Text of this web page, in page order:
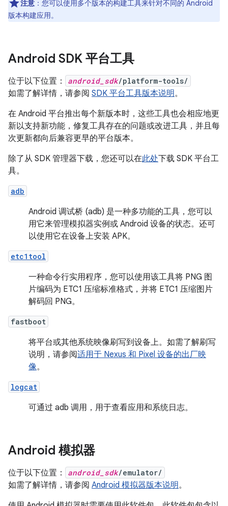
注意 ：您可以使用多个版本的构建工具来针对不同的 Android
版本构建应用。
Android SDK 平台工具
位于以下位置： android_sdk/platform-tools/
如需了解详情，请参阅 SDK 平台工具版本说明。
在 Android 平台推出每个新版本时，这些工具也会相应地更
新以支持新功能，修复工具存在的问题或改进工具，并且每
次更新都向后兼容更早的平台版本。
除了从 SDK 管理器下载，您还可以在此处下载 SDK 平台工
具。
adb
Android 调试桥 (adb) 是一种多功能的工具，您可以
用它来管理模拟器实例或 Android 设备的状态。还可
以使用它在设备上安装 APK。
etc1tool
一种命令行实用程序，您可以使用该工具将 PNG 图
片编码为 ETC1 压缩标准格式，并将 ETC1 压缩图片
解码回 PNG。
fastboot
将平台或其他系统映像刷写到设备上。如需了解刷写
说明，请参阅适用于 Nexus 和 Pixel 设备的出厂映
像。
logcat
可通过 adb 调用，用于查看应用和系统日志。
Android 模拟器
位于以下位置： android_sdk/emulator/
如需了解详情，请参阅 Android 模拟器版本说明。